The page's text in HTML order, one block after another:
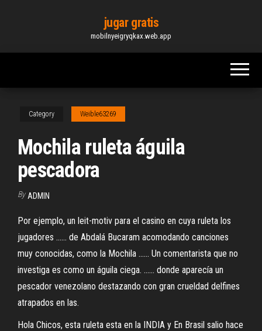
content
jugar gratis
mobilnyeigryqkax.web.app
Category Weible63269
Mochila ruleta águila
pescadora
By ADMIN
Por ejemplo, un leit-motiv para el casino en cuya ruleta los
jugadores ...... de Abdalá Bucaram acomodando canciones
muy conocidas, como la Mochila ...... Un comentarista que no
investiga es como un águila ciega. ...... donde aparecía un
pescador venezolano destazando con gran crueldad delfines
atrapados en las.
Hola Chicos, esta ruleta esta en la INDIA y En Brasil salio hace